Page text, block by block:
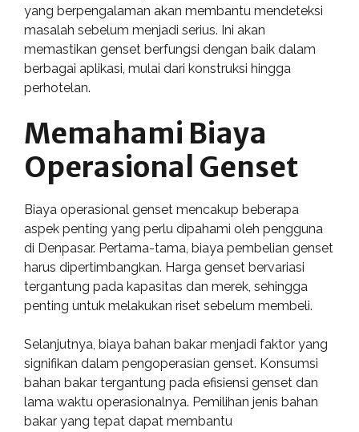
yang berpengalaman akan membantu mendeteksi
masalah sebelum menjadi serius. Ini akan
memastikan genset berfungsi dengan baik dalam
berbagai aplikasi, mulai dari konstruksi hingga
perhotelan.
Memahami Biaya
Operasional Genset
Biaya operasional genset mencakup beberapa
aspek penting yang perlu dipahami oleh pengguna
di Denpasar. Pertama-tama, biaya pembelian genset
harus dipertimbangkan. Harga genset bervariasi
tergantung pada kapasitas dan merek, sehingga
penting untuk melakukan riset sebelum membeli.
Selanjutnya, biaya bahan bakar menjadi faktor yang
signifikan dalam pengoperasian genset. Konsumsi
bahan bakar tergantung pada efisiensi genset dan
lama waktu operasionalnya. Pemilihan jenis bahan
bakar yang tepat dapat membantu